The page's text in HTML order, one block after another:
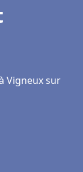
Vigneux sur